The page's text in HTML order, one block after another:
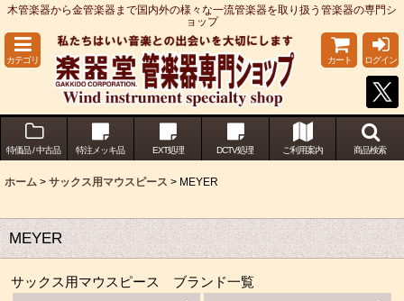
木管楽器から金管楽器まで国内外の様々な一流管楽器を取り扱う管楽器の専門シ
ョップ
カテゴリ カート ログイン
特価品 / 中古品 特注メッキ品 EXT処理 DCTV処理 ご利用案内 商品検索
ホーム > サックス用マウスピース > MEYER
MEYER
サックス用マウスピース ブランド一覧